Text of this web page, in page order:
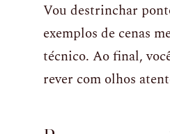
Vou destrinchar
exemplos de cenas
técnico. Ao final,
rever com olhos